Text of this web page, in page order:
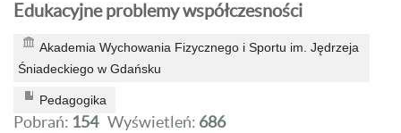
Edukacyjne problemy współczesności
Akademia Wychowania Fizycznego i Sportu im. Jędrzeja
Śniadeckiego w Gdańsku
Pedagogika
Pobrań: 154 Wyświetleń: 686